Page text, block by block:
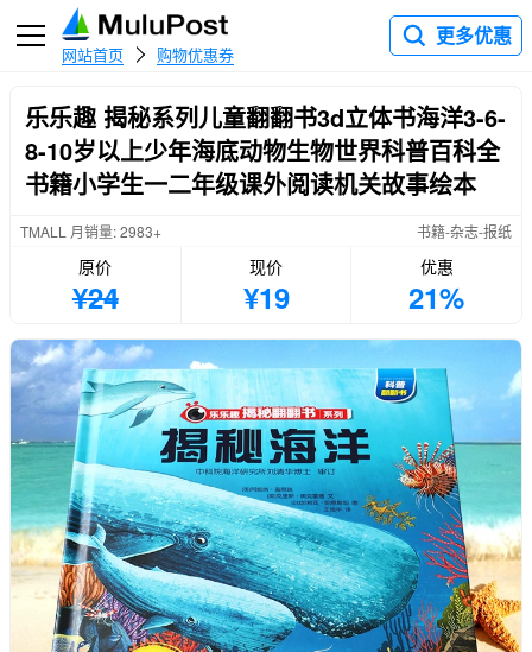
网站首页 购物优惠券
更多优惠
乐乐趣 揭秘系列儿童翻翻书3d立体书海洋3-6-
8-10岁以上少年海底动物生物世界科普百科全
书籍小学生一二年级课外阅读机关故事绘本
TMALL 月销量: 2983+ 书籍-杂志-报纸
原价
¥24
现价
¥19
优惠
21%